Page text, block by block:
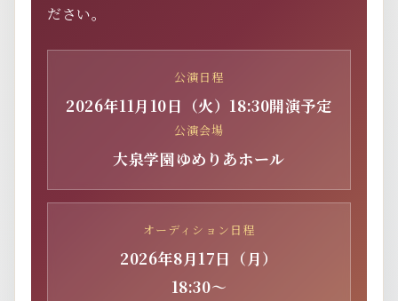
ださい。
公演日程
2026年11月10日（火）18:30開演予定
公演会場
大泉学園ゆめりあホール
オーディション日程
2026年8月17日（月）
18:30～